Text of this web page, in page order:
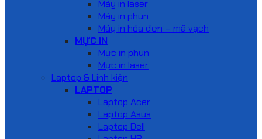
Máy in laser
Máy in phun
Máy in hóa đơn – mã vạch
MỰC IN
Mực in phun
Mực in laser
Laptop & Linh kiện
LAPTOP
Laptop Acer
Laptop Asus
Laptop Dell